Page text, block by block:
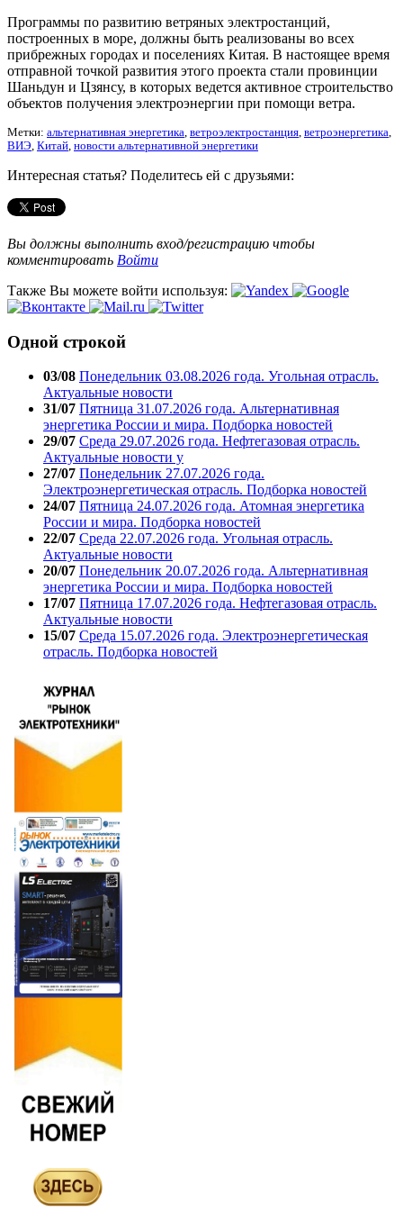
Программы по развитию ветряных электростанций,
построенных в море, должны быть реализованы во всех
прибрежных городах и поселениях Китая. В настоящее время
отправной точкой развития этого проекта стали провинции
Шаньдун и Цзянсу, в которых ведется активное строительство
объектов получения электроэнергии при помощи ветра.
Метки: альтернативная энергетика, ветроэлектростанция, ветроэнергетика,
ВИЭ, Китай, новости альтернативной энергетики
Интересная статья? Поделитесь ей с друзьями:
Вы должны выполнить вход/регистрацию чтобы
комментировать Войти
Также Вы можете войти используя:
Одной строкой
03/08 Понедельник 03.08.2026 года. Угольная отрасль.
Актуальные новости
31/07 Пятница 31.07.2026 года. Альтернативная
энергетика России и мира. Подборка новостей
29/07 Среда 29.07.2026 года. Нефтегазовая отрасль.
Актуальные новости у
27/07 Понедельник 27.07.2026 года.
Электроэнергетическая отрасль. Подборка новостей
24/07 Пятница 24.07.2026 года. Атомная энергетика
России и мира. Подборка новостей
22/07 Среда 22.07.2026 года. Угольная отрасль.
Актуальные новости
20/07 Понедельник 20.07.2026 года. Альтернативная
энергетика России и мира. Подборка новостей
17/07 Пятница 17.07.2026 года. Нефтегазовая отрасль.
Актуальные новости
15/07 Среда 15.07.2026 года. Электроэнергетическая
отрасль. Подборка новостей